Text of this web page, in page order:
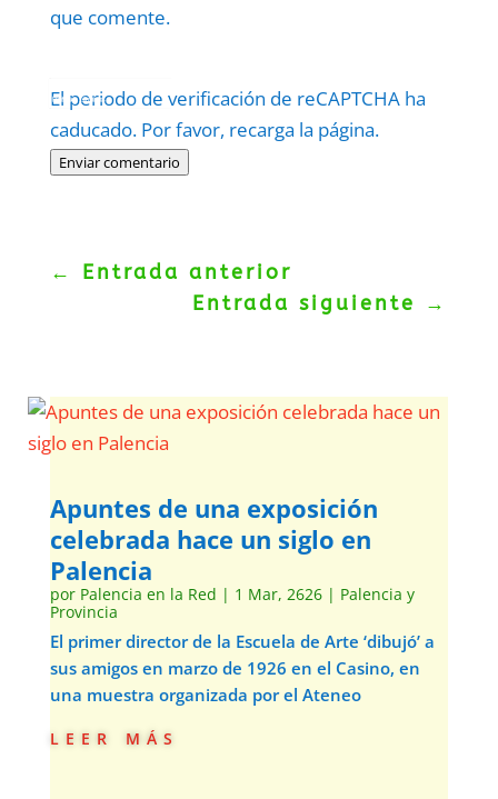
que comente.
El periodo de verificación de reCAPTCHA ha
caducado. Por favor, recarga la página.
Enviar comentario
Politica–Términos.
← Entrada anterior
Entrada siguiente
→
Apuntes de una exposición
celebrada hace un siglo en
Palencia
por Palencia en la Red | 1 Mar, 2626| Palencia y
Provincia
El primer director de la Escuela de Arte ‘dibujó’ a
sus amigos en marzo de 1926 en el Casino, en
una muestra organizada por el Ateneo
leer más